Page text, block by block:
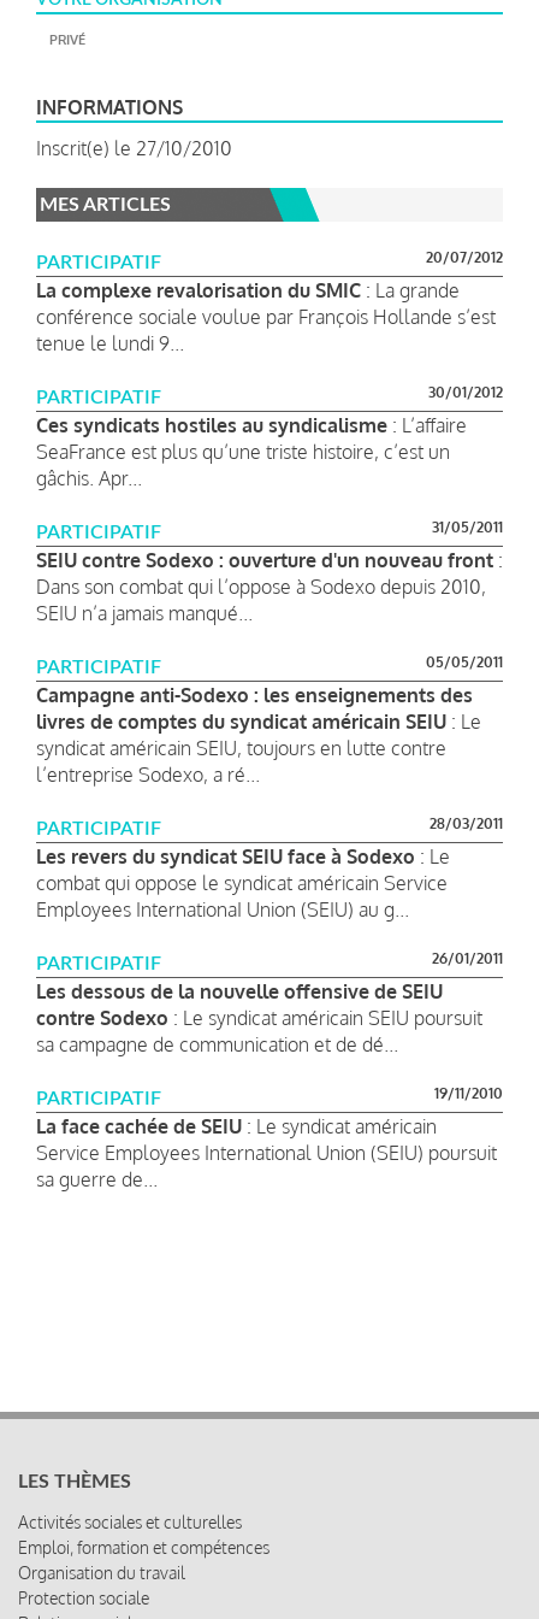
PRIVÉ
INFORMATIONS
Inscrit(e) le 27/10/2010
MES ARTICLES
PARTICIPATIF 20/07/2012
La complexe revalorisation du SMIC : La grande
conférence sociale voulue par François Hollande s’est
tenue le lundi 9...
PARTICIPATIF 30/01/2012
Ces syndicats hostiles au syndicalisme : L’affaire
SeaFrance est plus qu’une triste histoire, c’est un
gâchis. Apr...
PARTICIPATIF 31/05/2011
SEIU contre Sodexo : ouverture d'un nouveau front :
Dans son combat qui l’oppose à Sodexo depuis 2010,
SEIU n’a jamais manqué...
PARTICIPATIF 05/05/2011
Campagne anti-Sodexo : les enseignements des
livres de comptes du syndicat américain SEIU : Le
syndicat américain SEIU, toujours en lutte contre
l’entreprise Sodexo, a ré...
PARTICIPATIF 28/03/2011
Les revers du syndicat SEIU face à Sodexo : Le
combat qui oppose le syndicat américain Service
Employees InternationaI Union (SEIU) au g...
PARTICIPATIF 26/01/2011
Les dessous de la nouvelle offensive de SEIU
contre Sodexo : Le syndicat américain SEIU poursuit
sa campagne de communication et de dé...
PARTICIPATIF 19/11/2010
La face cachée de SEIU : Le syndicat américain
Service Employees International Union (SEIU) poursuit
sa guerre de...
LES THÈMES
Activités sociales et culturelles
Emploi, formation et compétences
Organisation du travail
Protection sociale